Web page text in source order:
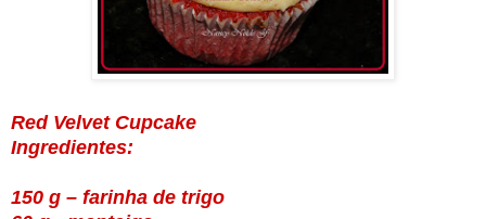
Red Velvet Cupcake
Ingredientes:
150 g – farinha de trigo